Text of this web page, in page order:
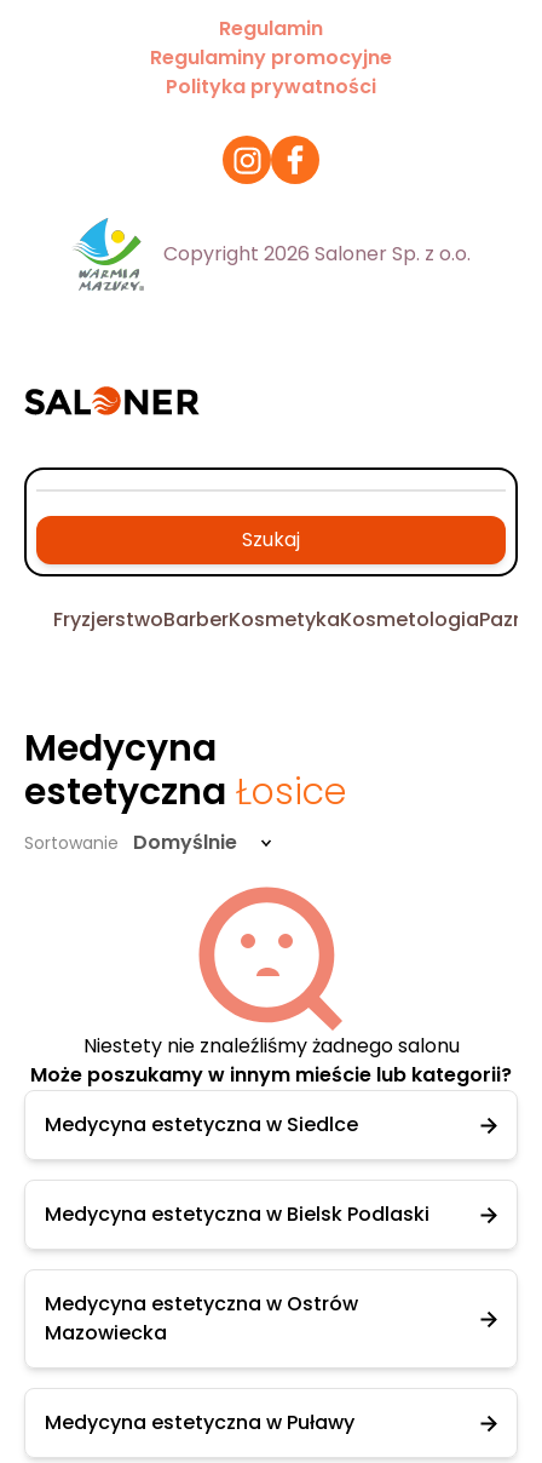
Regulamin
Regulaminy promocyjne
Polityka prywatności
Copyright 2026 Saloner Sp. z o.o.
Szukaj
FryzjerstwoBarberKosmetykaKosmetologia
Medycyna
estetyczna Łosice
Sortowanie Domyślnie
Niestety nie znaleźliśmy żadnego salonu
Może poszukamy w innym mieście lub kategorii?
Medycyna estetyczna w Siedlce
Medycyna estetyczna w Bielsk Podlaski
Medycyna estetyczna w Ostrów
Mazowiecka
Medycyna estetyczna w Puławy